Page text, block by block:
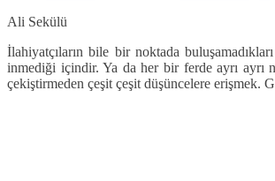
Ali Sekülü
İlahiyatçıların bile bir noktada
inmediği içindir. Ya da her bir ferde ayrı ayrı
çekiştirmeden çeşit çeşit düşüncelere erişmek.